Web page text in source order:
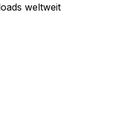
weltweit